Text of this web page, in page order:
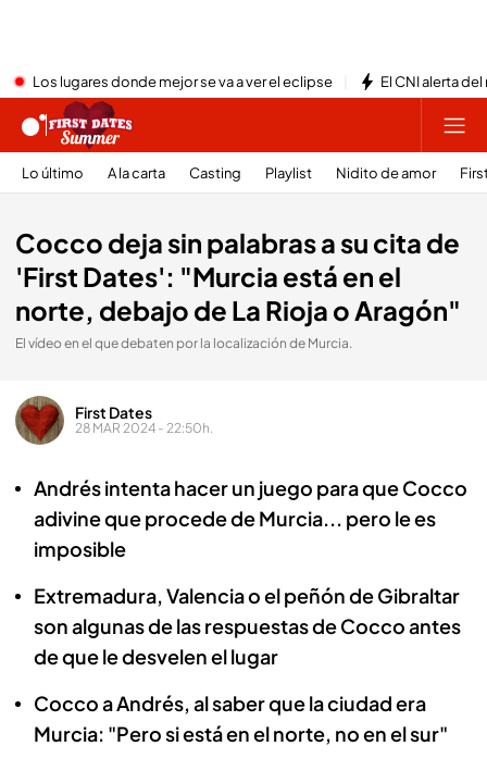
Los lugares donde mejor se va a ver el eclipse El CNI alerta
Lo último A la carta Casting Playlist Nidito de amor
Cocco deja sin palabras a su cita de
'First Dates': "Murcia está en el
norte, debajo de La Rioja o Aragón"
El vídeo en el que debaten por la localización de Murcia.
First Dates
28 MAR 2024 - 22:50h.
Andrés intenta hacer un juego para que Cocco
adivine que procede de Murcia... pero le es
imposible
Extremadura, Valencia o el peñón de Gibraltar
son algunas de las respuestas de Cocco antes
de que le desvelen el lugar
Cocco a Andrés, al saber que la ciudad era
Murcia: "Pero si está en el norte, no en el sur"